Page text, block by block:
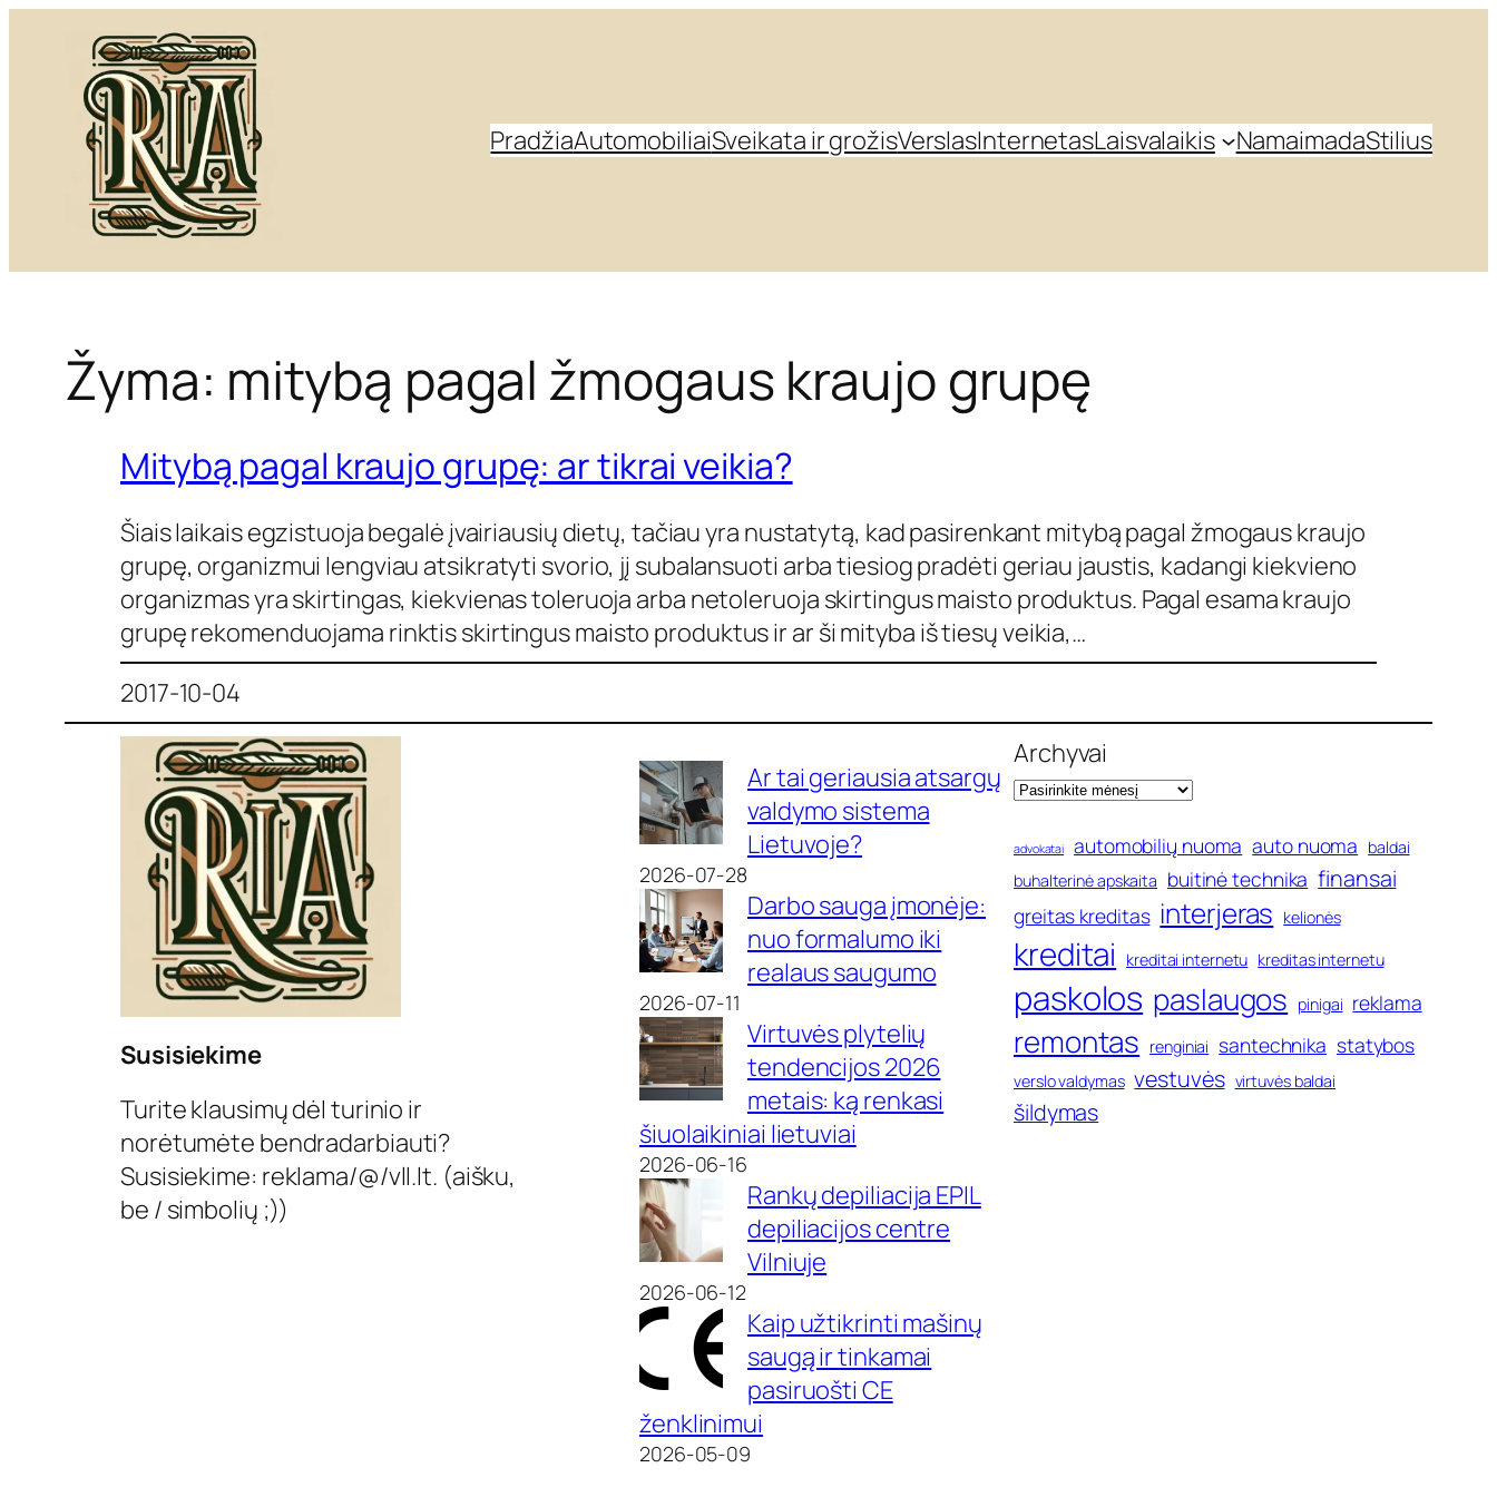
PradžiaAutomobiliaiSveikata ir grožisVerslasInternetasLaisvalaikis NamaimadaStilius
Žyma: mitybą pagal žmogaus kraujo grupę
Mitybą pagal kraujo grupę: ar tikrai veikia?
Šiais laikais egzistuoja begalė įvairiausių dietų, tačiau yra nustatytą, kad pasirenkant mitybą pagal žmogaus kraujo
grupę, organizmui lengviau atsikratyti svorio, jį subalansuoti arba tiesiog pradėti geriau jaustis, kadangi kiekvieno
organizmas yra skirtingas, kiekvienas toleruoja arba netoleruoja skirtingus maisto produktus. Pagal esama kraujo
grupę rekomenduojama rinktis skirtingus maisto produktus ir ar ši mityba iš tiesų veikia,…
2017-10-04
Susisiekime
Turite klausimų dėl turinio ir
norėtumėte bendradarbiauti?
Susisiekime: reklama/@/vll.lt. (aišku,
be / simbolių ;))
Ar tai geriausia atsargų
valdymo sistema
Lietuvoje?
2026-07-28
Darbo sauga įmonėje:
nuo formalumo iki
realaus saugumo
2026-07-11
Virtuvės plytelių
tendencijos 2026
metais: ką renkasi
šiuolaikiniai lietuviai
2026-06-16
Rankų depiliacija EPIL
depiliacijos centre
Vilniuje
2026-06-12
Kaip užtikrinti mašinų
saugą ir tinkamai
pasiruošti CE
ženklinimui
2026-05-09
Archyvai
advokatai automobilių nuoma auto nuoma baldai
buhalterinė apskaita buitinė technika finansai
greitas kreditas interjeras kelionės
kreditai kreditai internetu kreditas internetu
paskolos paslaugos pinigai reklama
remontas renginiai santechnika statybos
verslo valdymas vestuvės virtuvės baldai
šildymas